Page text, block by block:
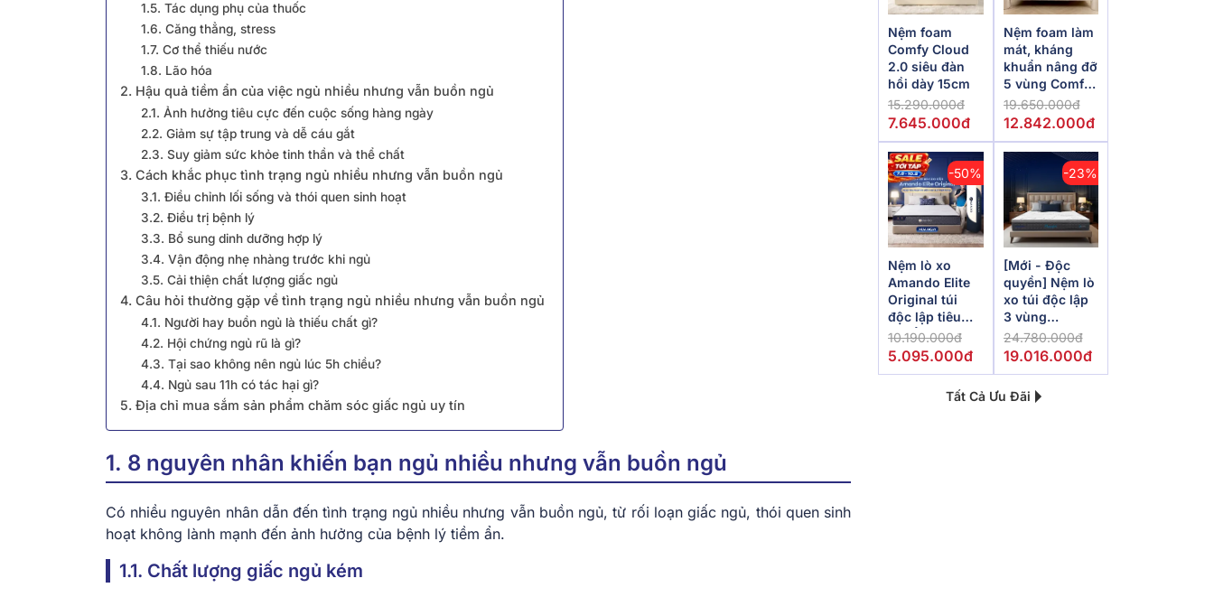
1.5. Tác dụng phụ của thuốc
1.6. Căng thẳng, stress
1.7. Cơ thể thiếu nước
1.8. Lão hóa
2. Hậu quả tiềm ẩn của việc ngủ nhiều nhưng vẫn buồn ngủ
2.1. Ảnh hưởng tiêu cực đến cuộc sống hàng ngày
2.2. Giảm sự tập trung và dễ cáu gắt
2.3. Suy giảm sức khỏe tinh thần và thể chất
3. Cách khắc phục tình trạng ngủ nhiều nhưng vẫn buồn ngủ
3.1. Điều chỉnh lối sống và thói quen sinh hoạt
3.2. Điều trị bệnh lý
3.3. Bổ sung dinh dưỡng hợp lý
3.4. Vận động nhẹ nhàng trước khi ngủ
3.5. Cải thiện chất lượng giấc ngủ
4. Câu hỏi thường gặp về tình trạng ngủ nhiều nhưng vẫn buồn ngủ
4.1. Người hay buồn ngủ là thiếu chất gì?
4.2. Hội chứng ngủ rũ là gì?
4.3. Tại sao không nên ngủ lúc 5h chiều?
4.4. Ngủ sau 11h có tác hại gì?
5. Địa chỉ mua sắm sản phẩm chăm sóc giấc ngủ uy tín
1. 8 nguyên nhân khiến bạn ngủ nhiều nhưng vẫn buồn ngủ
Có nhiều nguyên nhân dẫn đến tình trạng ngủ nhiều nhưng vẫn buồn ngủ, từ rối loạn giấc ngủ, thói quen sinh
hoạt không lành mạnh đến ảnh hưởng của bệnh lý tiềm ẩn.
1.1. Chất lượng giấc ngủ kém
Nệm foam
Comfy Cloud
2.0 siêu đàn
hồi dày 15cm
15.290.000đ
7.645.000đ
Nệm foam làm
mát, kháng
khuẩn nâng đỡ
5 vùng Comfy
Lux 1.0
19.650.000đ
12.842.000đ
-50%
Nệm lò xo
Amando Elite
Original túi
độc lập tiêu
chuẩn khách
sạn 5 sao dày
10.190.000đ
5.095.000đ
-23%
[Mới - Độc
quyền] Nệm lò
xo túi độc lập
3 vùng
Dunlopillo
de.Stress
24.780.000đ
19.016.000đ
Tất Cả Ưu Đãi